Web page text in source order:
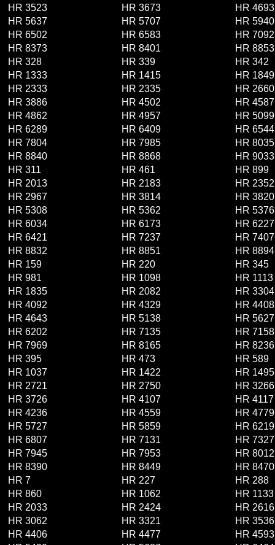
HR 3523
HR 3673
HR 4693
HR 5637
HR 5707
HR 5940
HR 6502
HR 6583
HR 7092
HR 8373
HR 8401
HR 8853
HR 328
HR 339
HR 342
HR 1333
HR 1415
HR 1849
HR 2333
HR 2335
HR 2660
HR 3886
HR 4502
HR 4587
HR 4862
HR 4957
HR 5099
HR 6289
HR 6409
HR 6544
HR 7804
HR 7985
HR 8035
HR 8840
HR 8868
HR 9033
HR 311
HR 461
HR 899
HR 2013
HR 2183
HR 2352
HR 2967
HR 3814
HR 3820
HR 5308
HR 5362
HR 5376
HR 6034
HR 6173
HR 6227
HR 6421
HR 7237
HR 7407
HR 8832
HR 8851
HR 8894
HR 159
HR 220
HR 345
HR 981
HR 1098
HR 1113
HR 1835
HR 2082
HR 3304
HR 4092
HR 4329
HR 4408
HR 4643
HR 5138
HR 5627
HR 6202
HR 7135
HR 7158
HR 7969
HR 8165
HR 8236
HR 395
HR 473
HR 589
HR 1037
HR 1422
HR 1495
HR 2721
HR 2750
HR 3266
HR 3726
HR 4107
HR 4117
HR 4236
HR 4559
HR 4779
HR 5727
HR 5859
HR 6219
HR 6807
HR 7131
HR 7327
HR 7945
HR 7953
HR 8012
HR 8390
HR 8449
HR 8470
HR 7
HR 227
HR 288
HR 860
HR 1062
HR 1133
HR 2033
HR 2424
HR 2616
HR 3062
HR 3321
HR 3536
HR 4406
HR 4477
HR 4593